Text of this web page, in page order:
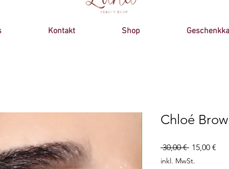
Chloé
30,00 € 15,00 €
inkl. MwSt.
Kontakt Shop